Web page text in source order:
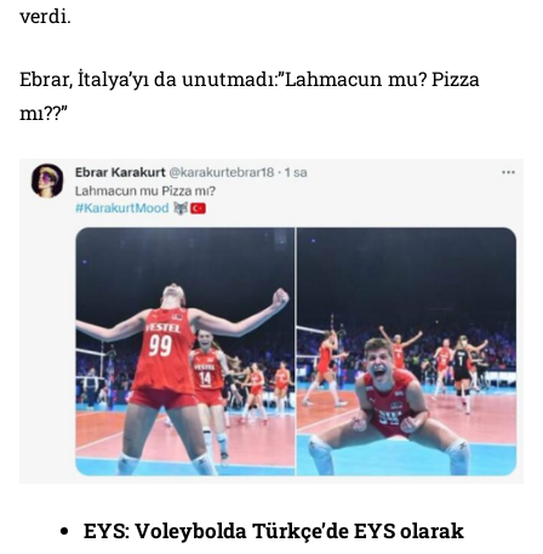
verdi.
Ebrar, İtalya’yı da unutmadı:”Lahmacun mu? Pizza
mı??”
EYS: Voleybolda Türkçe’de EYS olarak